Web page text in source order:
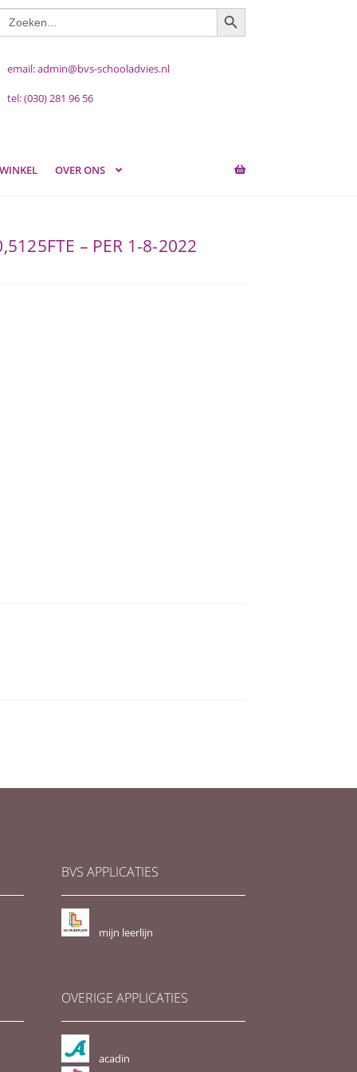
ZOEKKNOP
email: admin@bvs-schooladvies.nl
tel: (030) 281 96 56
OVER ONS
– PER 1-8-2022
BVS APPLICATIES
mijn leerlijn
OVERIGE APPLICATIES
acadin